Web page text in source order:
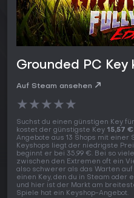
Grounded PC Key
Auf Steam ansehen
★★★★★
Suchst du einen günstigen Key für
kostet der günstigste Key 15,57 €
Angebote aus 13 Shops mit einer
Keyshops liegt der niedrigste
beginnt er bei 35,99 €. Bei so
zwischen den Extremen oft ein
also schwerer als das Warten
einen Key, den du in Steam oder
und hier ist der Markt am
Spiele hat ein Keyshop-Angebot.